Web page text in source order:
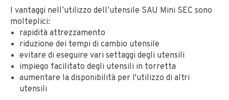
I vantaggi nell’utilizzo dell’utensile SAU Mini SEC sono
molteplici:
rapidità attrezzamento
riduzione dei tempi di cambio utensile
evitare di eseguire vari settaggi degli utensili
impiego facilitato degli utensili in torretta
aumentare la disponibilità per l'utilizzo di altri
utensili